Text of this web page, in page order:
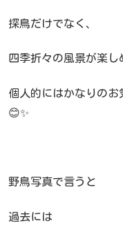
探鳥だけでなく、
四季折々の風景が楽し
個人的にはかなりの
😊✨
野鳥写真で言うと
過去には